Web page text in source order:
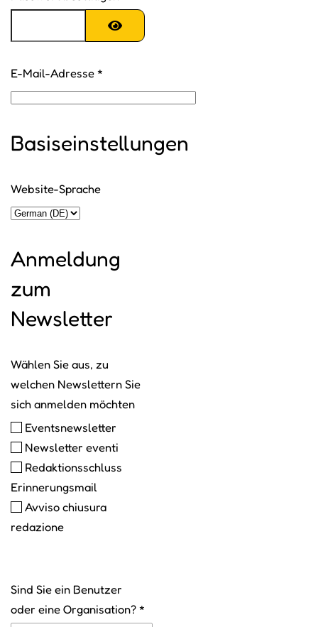
E-Mail-Adresse *
Basiseinstellungen
Website-Sprache
Anmeldung
zum
Newsletter
Wählen Sie aus, zu
welchen Newslettern Sie
sich anmelden möchten
Wählen Sie aus, zu welchen
Eventsnewsletter
Newsletter eventi
Redaktionsschluss
Erinnerungsmail
Avviso chiusura
redazione
Sind Sie ein Benutzer
oder eine Organisation? *